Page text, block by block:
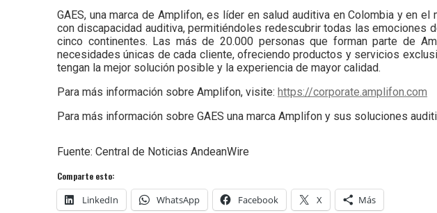
GAES, una marca de Amplifon, es líder en salud auditiva en Colombia y en
con discapacidad auditiva, permitiéndoles redescubrir todas las emociones
cinco continentes. Las más de 20.000 personas que forman parte de
necesidades únicas de cada cliente, ofreciendo productos y servicios
tengan la mejor solución posible y la experiencia de mayor calidad.
Para más información sobre Amplifon, visite: https://corporate.amplifon.com
Para más información sobre GAES una marca Amplifon y sus soluciones
Fuente: Central de Noticias AndeanWire
Comparte esto:
LinkedIn WhatsApp Facebook X Más